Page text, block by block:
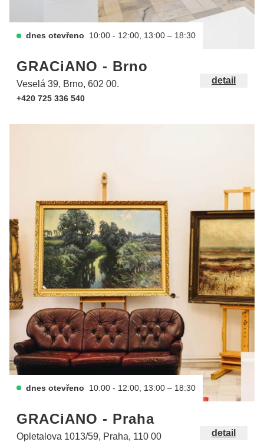
dnes otevřeno 10:00 - 12:00, 13:00 – 18:30
GRACiANO - Brno
Veselá 39, Brno, 602 00.
+420 725 336 540
detail
dnes otevřeno 10:00 - 12:00, 13:00 – 18:30
GRACiANO - Praha
Opletalova 1013/59, Praha, 110 00 detail